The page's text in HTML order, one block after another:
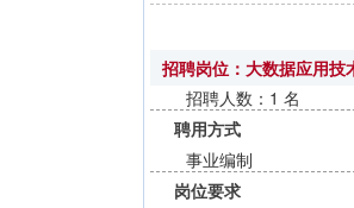
招聘岗位：大数据应用技
招聘人数：1 名
聘用方式
事业编制
岗位要求